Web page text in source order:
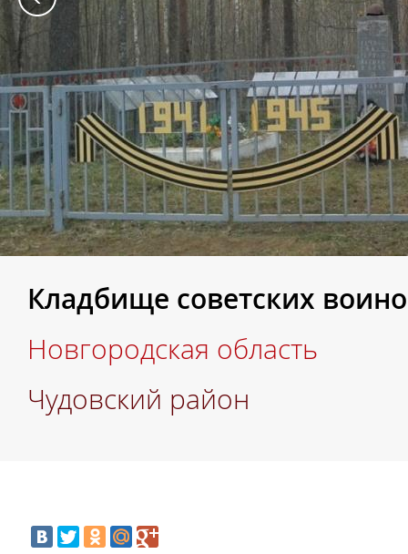
Кладбище советских
Новгородская область
Чудовский район